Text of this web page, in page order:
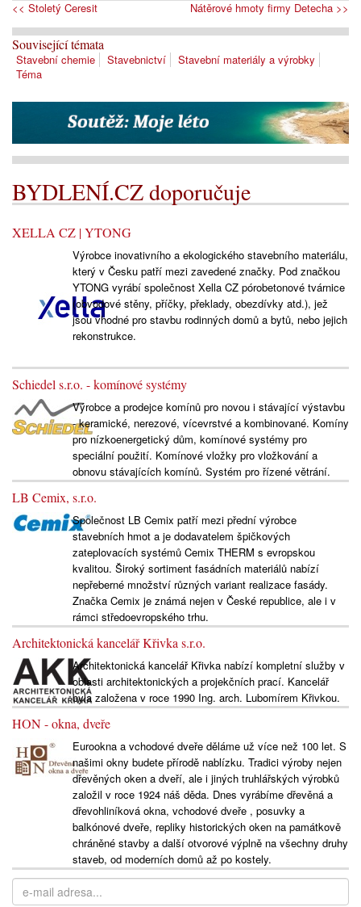
<< Stoletý Ceresit Nátěrové hmoty firmy Detecha >>
Související témata
Stavební chemie Stavebnictví
Stavební materiály a výrobky
Téma
BYDLENÍ.CZ doporučuje
XELLA CZ | YTONG
Výrobce inovativního a ekologického stavebního materiálu,
který v Česku patří mezi zavedené značky. Pod značkou
YTONG vyrábí společnost Xella CZ pórobetonové tvárnice
(obvodové stěny, příčky, překlady, obezdívky atd.), jež
jsou vhodné pro stavbu rodinných domů a bytů, nebo jejich
rekonstrukce.
Schiedel s.r.o. - komínové systémy
Výrobce a prodejce komínů pro novou i stávající výstavbu
- keramické, nerezové, vícevrstvé a kombinované. Komíny
pro nízkoenergetický dům, komínové systémy pro
speciální použití. Komínové vložky pro vložkování a
obnovu stávajících komínů. Systém pro řízené větrání.
LB Cemix, s.r.o.
Společnost LB Cemix patří mezi přední výrobce
stavebních hmot a je dodavatelem špičkových
zateplovacích systémů Cemix THERM s evropskou
kvalitou. Široký sortiment fasádních materiálů nabízí
nepřeberné množství různých variant realizace fasády.
Značka Cemix je známá nejen v České republice, ale i v
rámci středoevropského trhu.
Architektonická kancelář Křivka s.r.o.
Architektonická kancelář Křivka nabízí kompletní služby v
oblasti architektonických a projekčních prací. Kancelář
byla založena v roce 1990 Ing. arch. Lubomírem Křivkou.
HON - okna, dveře
Eurookna a vchodové dveře děláme už více než 100 let. S
našimi okny budete přírodě nablízku. Tradici výroby nejen
dřevěných oken a dveří, ale i jiných truhlářských výrobků
založil v roce 1924 náš děda. Dnes vyrábíme dřevěná a
dřevohliníková okna, vchodové dveře , posuvky a
balkónové dveře, repliky historických oken na památkově
chráněné stavby a další otvorové výplně na všechny druhy
staveb, od moderních domů až po kostely.